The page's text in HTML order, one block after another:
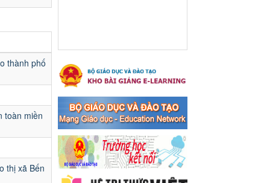
thành phố
toàn miền
thị xã Bến
hoàn toàn miền năm -
thống nhất đất nước
(30/4/1975-30/4/2024) và
Quốc tế lao động 01/5
Thông báo về việc treo Quốc
kỳ và nghỉ lễ kỉ niệm 49 năm
ngày Giải phóng hoàn toàn
miền năm - thống nhất đất
nước (30/4/1975-30/4/2024)
và Quốc tế lao động 01/5